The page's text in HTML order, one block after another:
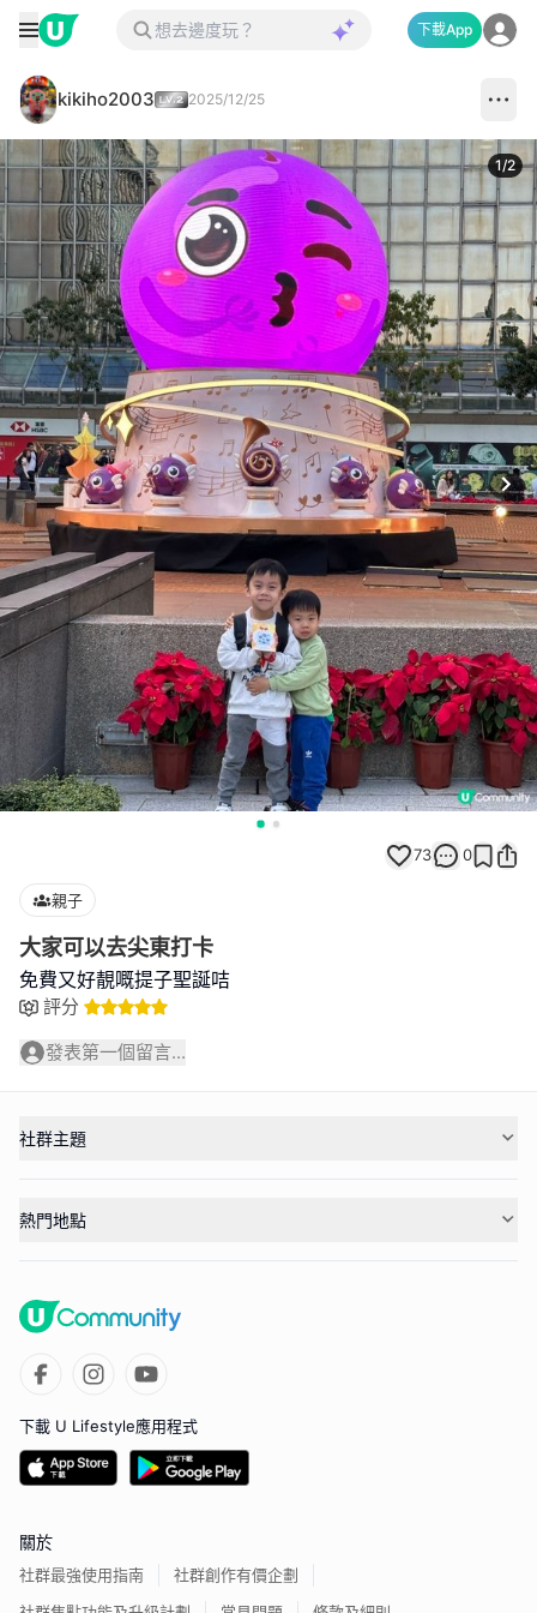
下載App
kikiho2003 2025/12/25
1/2
73 0
親子
大家可以去尖東打卡
免費又好靚嘅提子聖誕咭
評分
發表第一個留言...
社群主題
熱門地點
下載 U Lifestyle應用程式
關於
社群最強使用指南
社群創作有價企劃